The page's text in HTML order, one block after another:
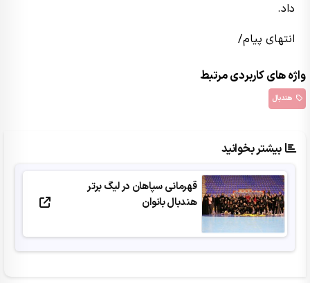
داد.
انتهای پیام/
واژه های کاربردی مرتبط
هندبال
بیشتر بخوانید
قهرمانی سپاهان در لیگ برتر
هندبال بانوان